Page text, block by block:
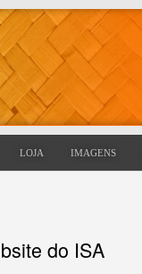
LOJA IMAGENS
do ISA